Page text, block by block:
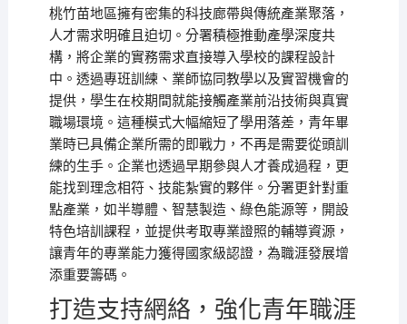
桃竹苗地區擁有密集的科技廊帶與傳統產業聚落，
人才需求明確且迫切。分署積極推動產學深度共
構，將企業的實務需求直接導入學校的課程設計
中。透過專班訓練、業師協同教學以及實習機會的
提供，學生在校期間就能接觸產業前沿技術與真實
職場環境。這種模式大幅縮短了學用落差，青年畢
業時已具備企業所需的即戰力，不再是需要從頭訓
練的生手。企業也透過早期參與人才養成過程，更
能找到理念相符、技能紮實的夥伴。分署更針對重
點產業，如半導體、智慧製造、綠色能源等，開設
特色培訓課程，並提供考取專業證照的輔導資源，
讓青年的專業能力獲得國家級認證，為職涯發展增
添重要籌碼。
打造支持網絡，強化青年職涯